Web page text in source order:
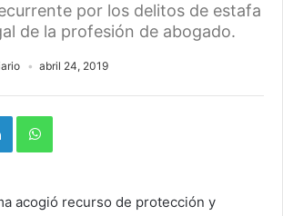
por los delitos de estafa
de la profesión de abogado.
abril 24, 2019
acogió recurso de protección y